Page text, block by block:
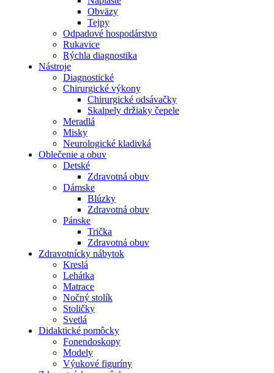
Obväzy
Tejpy
Odpadové hospodárstvo
Rukavice
Rýchla diagnostika
Nástroje
Diagnostické
Chirurgické výkony
Chirurgické odsávačky
Skalpely držiaky čepele
Meradlá
Misky
Neurologické kladivká
Oblečenie a obuv
Detské
Zdravotná obuv
Dámske
Blúzky
Zdravotná obuv
Pánske
Trička
Zdravotná obuv
Zdravotnícky nábytok
Kreslá
Lehátka
Matrace
Nočný stolík
Stoličky
Svetlá
Didaktické pomôcky
Fonendoskopy
Modely
Výukové figuríny